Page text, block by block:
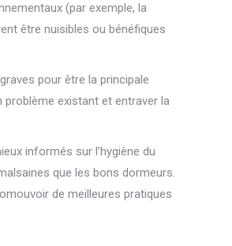
(par exemple, la
être nuisibles ou bénéfiques
pour être la principale
problème existant et entraver la
informés sur l’hygiène du
que les bons dormeurs.
de meilleures pratiques